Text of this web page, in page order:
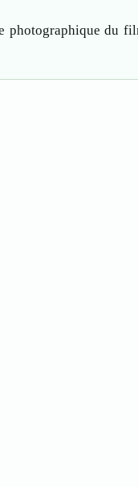
photographique du